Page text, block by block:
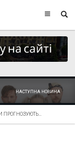
НАСТУПНА НОВИНА